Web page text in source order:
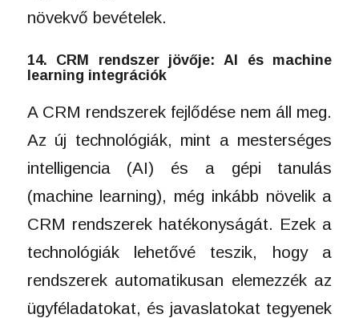
növekvő bevételek.
14. CRM rendszer jövője: AI és machine
learning integrációk
A CRM rendszerek fejlődése nem áll meg.
Az új technológiák, mint a mesterséges
intelligencia (AI) és a gépi tanulás
(machine learning), még inkább növelik a
CRM rendszerek hatékonyságát. Ezek a
technológiák lehetővé teszik, hogy a
rendszerek automatikusan elemezzék az
ügyféladatokat, és javaslatokat tegyenek